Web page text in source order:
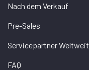
Nach dem Verkauf
Pre-Sales
Servicepartner Weltweit
FAQ